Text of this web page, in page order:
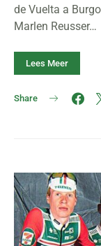
de Vuelta a
Marlen Reusser…
Lees Meer
Share